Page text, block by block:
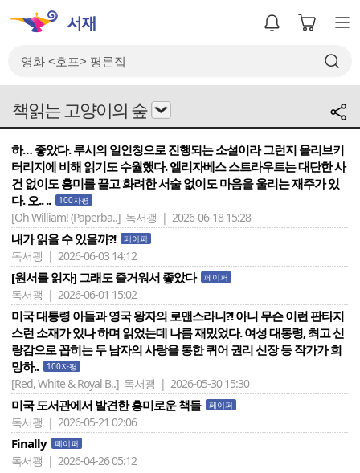
책읽는 고양이의 숲
하… 좋았다. 루시의 일인칭으로 진행되는 소설이라 그런지 올리브키
터리지에 비해 읽기도 수월했다. 엘리자베스 스트라우트는 대단한 사
건 없이도 흥미를 끌고 화려한 서술 없이도 마음을 울리는 재주가 있
다. 오.. ..
100자평
[Oh William! (Paperba..] 독서괭 | 2026-06-18 15:28
내가 읽을 수 있을까?! 페이퍼
독서괭 | 2026-06-03 14:12
[원서를 읽자] 그래도 즐거워서 좋았다 페이퍼
독서괭 | 2026-06-01 15:02
미국 대통령 아들과 영국 왕자의 로맨스라니?! 아니 무슨 이런 판타지
스런 소재가 있나 하며 읽었는데 나름 재밌었다. 여성 대통령, 최고 신
랑감으로 꼽히는 두 남자의 사랑을 통한 퀴어 권리 신장 등 작가가 희
망하..
100자평
[Red, White & Royal B..] 독서괭 | 2026-05-30 15:30
미국 도서관에서 발견한 흥미로운 책들 페이퍼
독서괭 | 2026-05-21 02:06
Finally 페이퍼
독서괭 | 2026-04-26 05:12